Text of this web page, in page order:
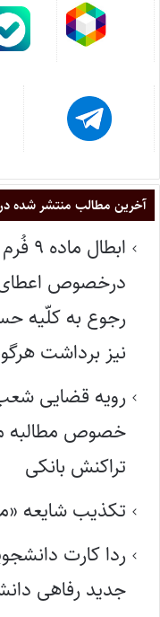
آخرین مطالب منتشر شده در
درخصوص اعطای
رجوع به کلّیه
نیز برداشت
رویه قضایی
خصوص مطالبه
تراکنش بانکی
تکذیب شایعه
ردا کارت
جدید رفاهی